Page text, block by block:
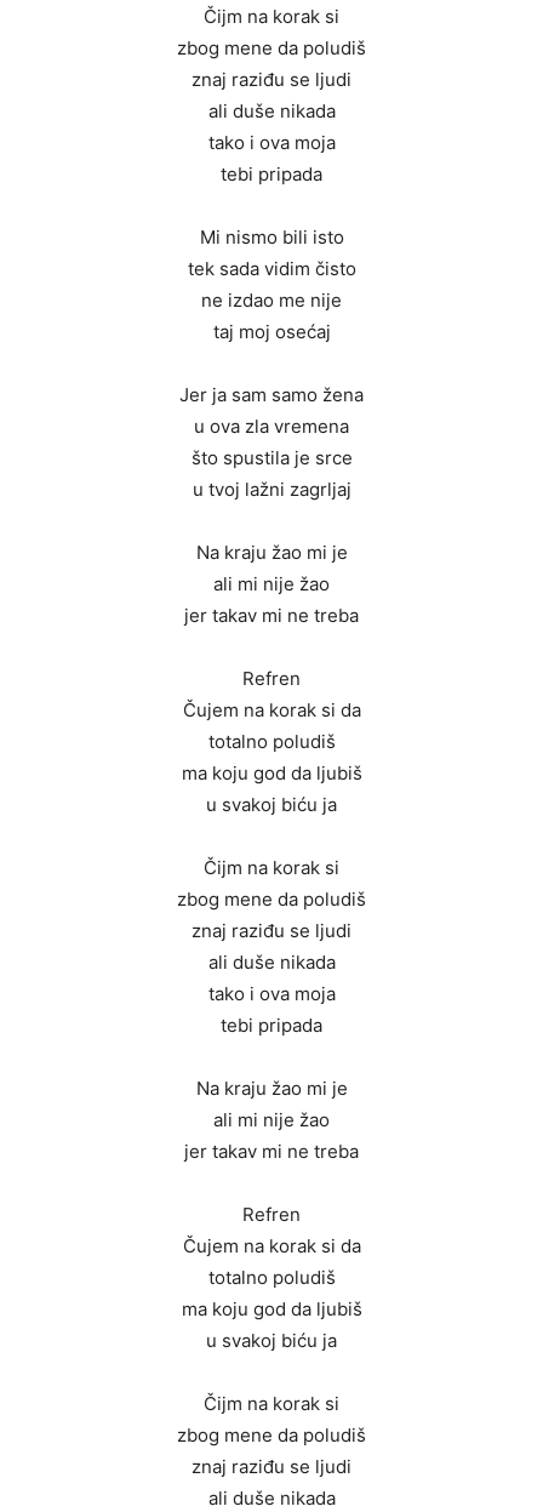
Čijm na korak si
zbog mene da poludiš
znaj raziđu se ljudi
ali duše nikada
tako i ova moja
tebi pripada
Mi nismo bili isto
tek sada vidim čisto
ne izdao me nije
taj moj osećaj
Jer ja sam samo žena
u ova zla vremena
što spustila je srce
u tvoj lažni zagrljaj
Na kraju žao mi je
ali mi nije žao
jer takav mi ne treba
Refren
Čujem na korak si da
totalno poludiš
ma koju god da ljubiš
u svakoj biću ja
Čijm na korak si
zbog mene da poludiš
znaj raziđu se ljudi
ali duše nikada
tako i ova moja
tebi pripada
Na kraju žao mi je
ali mi nije žao
jer takav mi ne treba
Refren
Čujem na korak si da
totalno poludiš
ma koju god da ljubiš
u svakoj biću ja
Čijm na korak si
zbog mene da poludiš
znaj raziđu se ljudi
ali duše nikada